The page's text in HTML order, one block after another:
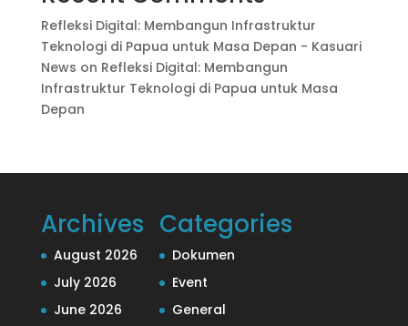
Refleksi Digital: Membangun Infrastruktur
Teknologi di Papua untuk Masa Depan - Kasuari
News on Refleksi Digital: Membangun
Infrastruktur Teknologi di Papua untuk Masa
Depan
Archives
August 2026
July 2026
June 2026
Categories
Dokumen
Event
General